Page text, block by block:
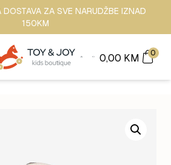
ZA SVE NARUDŽBE IZNAD
150KM
0,00 KM 0